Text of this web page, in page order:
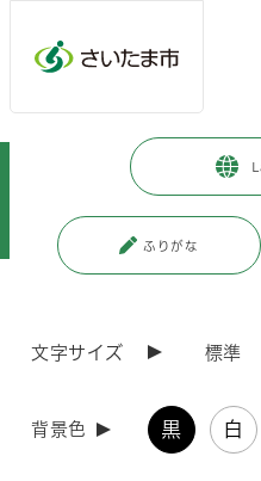
ふりがな
文字サイズ 標準
背景色 黒 白
市政情報 広報
>
用中止について（第1報）
（令和5年11月8日発表
サイデン化学アリーナさいたまの
たので、令和5年11月8日（水曜